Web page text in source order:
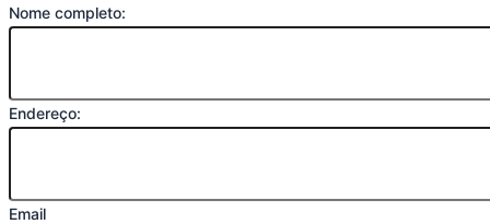
Nome completo:
Endereço:
Email